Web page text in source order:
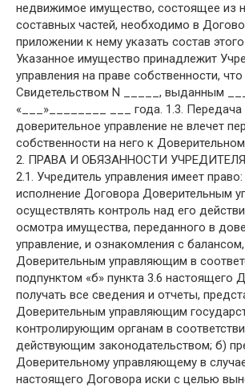
недвижимое имущество, состоящее из
составных частей, необходимо в
приложении к нему указать состав
Указанное имущество принадлежит
управления на праве собственности,
Свидетельством N _____, выданным
«___»________ ___ года. 1.3.
доверительное управление не влечет
собственности на него к
2. ПРАВА И ОБЯЗАННОСТИ
2.1. Учредитель управления имеет
исполнение Договора Доверительным
осуществлять контроль над его
осмотра имущества, переданного в
управление, и ознакомления с
Доверительным управляющим в
подпунктом «б» пункта 3.6 настоящего
получать все сведения и отчеты,
Доверительным управляющим
контролирующим органам в
действующим законодательством; б)
Доверительному управляющему в
настоящего Договора иски с целью